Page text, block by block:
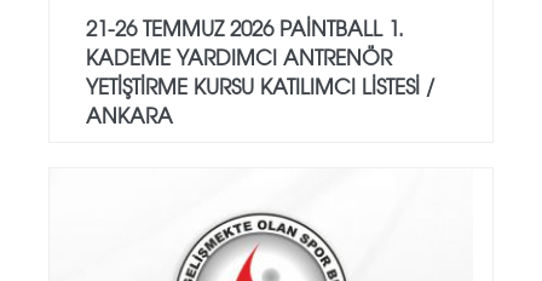
21-26 TEMMUZ 2026 PAİNTBALL 1.
KADEME YARDIMCI ANTRENÖR
YETİŞTİRME KURSU KATILIMCI LİSTESİ /
ANKARA